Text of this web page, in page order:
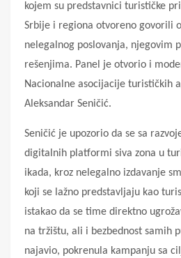
kojem su predstavnici turističke
Srbije i regiona otvoreno govorili
nelegalnog poslovanja, njegovim
rešenjima. Panel je otvorio i
Nacionalne asocijacije turističkih
Aleksandar Seničić.
Seničić je upozorio da se sa
digitalnih platformi siva zona u
ikada, kroz nelegalno izdavanje
koji se lažno predstavljaju kao
istakao da se time direktno
na tržištu, ali i bezbednost samih
najavio, pokrenula kampanju sa